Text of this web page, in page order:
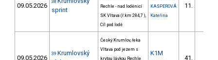
09.05.2026
38
sprint
Rechle - nad loděnicí
SK Vltava (ř.km 284,7 ),
Cíl pod lodě
KASPEROVÁ
Kateřina
11.
09.05.2026
39 Krumlovský
Český Krumlov, řeka
Vltava pod jezem s
krytou lávkou Rechle
K1M
41.